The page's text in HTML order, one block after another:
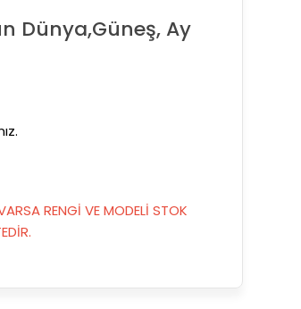
Dünya,Güneş, Ay
RENGİ VE MODELİ STOK